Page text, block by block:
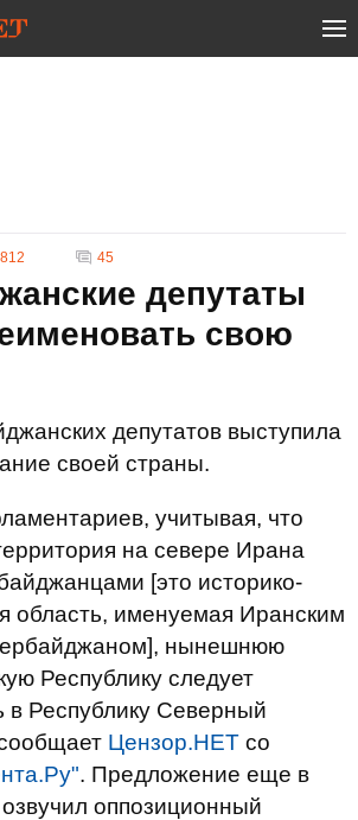
45
депутаты
свою
депутатов выступила
своей страны.
учитывая, что
на севере Ирана
[это историко-
область, именуемая Иранским
нынешнюю
Республику следует
в Республику Северный
Цензор.НЕТ со
. Предложение еще в
оппозиционный